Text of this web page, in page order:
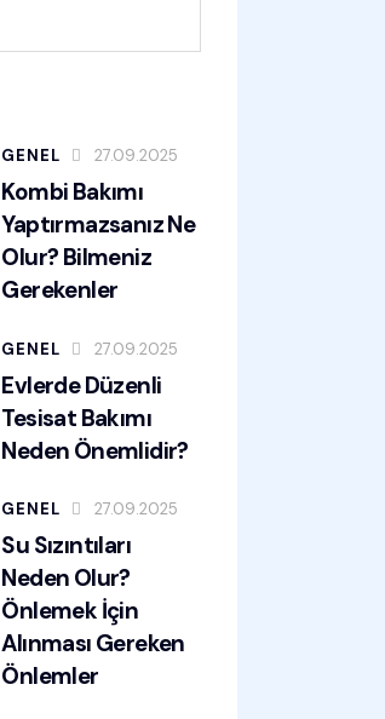
GENEL 27.09.2025
Kombi Bakımı
Yaptırmazsanız Ne
Olur? Bilmeniz
Gerekenler
GENEL 27.09.2025
Evlerde Düzenli
Tesisat Bakımı
Neden Önemlidir?
GENEL 27.09.2025
Su Sızıntıları
Neden Olur?
Önlemek İçin
Alınması Gereken
Önlemler